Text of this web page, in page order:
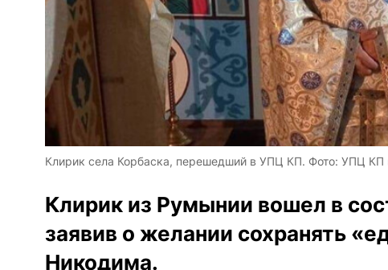
Клирик села Корбаска, перешедший в УПЦ КП. Фото: УПЦ КП
Клирик из Румынии вошел в
заявив о желании сохранять
Никодима.